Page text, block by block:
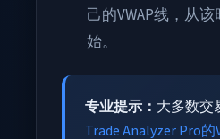
己的VWAP线，从
始。
专业提示： 大多数交
Trade Analyzer Pro的